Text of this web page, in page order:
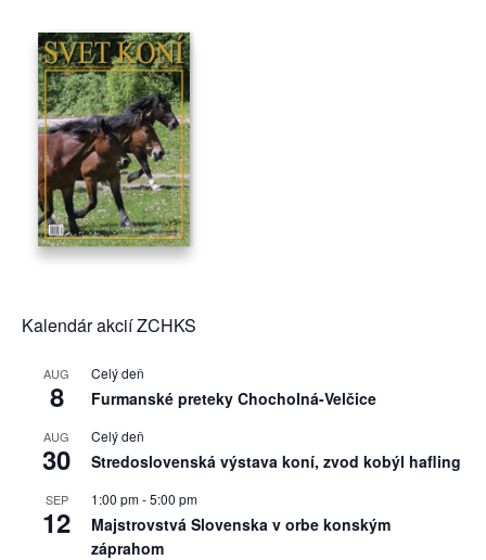
Kalendár akcií ZCHKS
AUG
8
Celý deň
Furmanské preteky Chocholná-Velčice
AUG
30
Celý deň
Stredoslovenská výstava koní, zvod kobýl hafling
SEP
12
1:00 pm-5:00 pm
Majstrovstvá Slovenska v orbe konským
záprahom